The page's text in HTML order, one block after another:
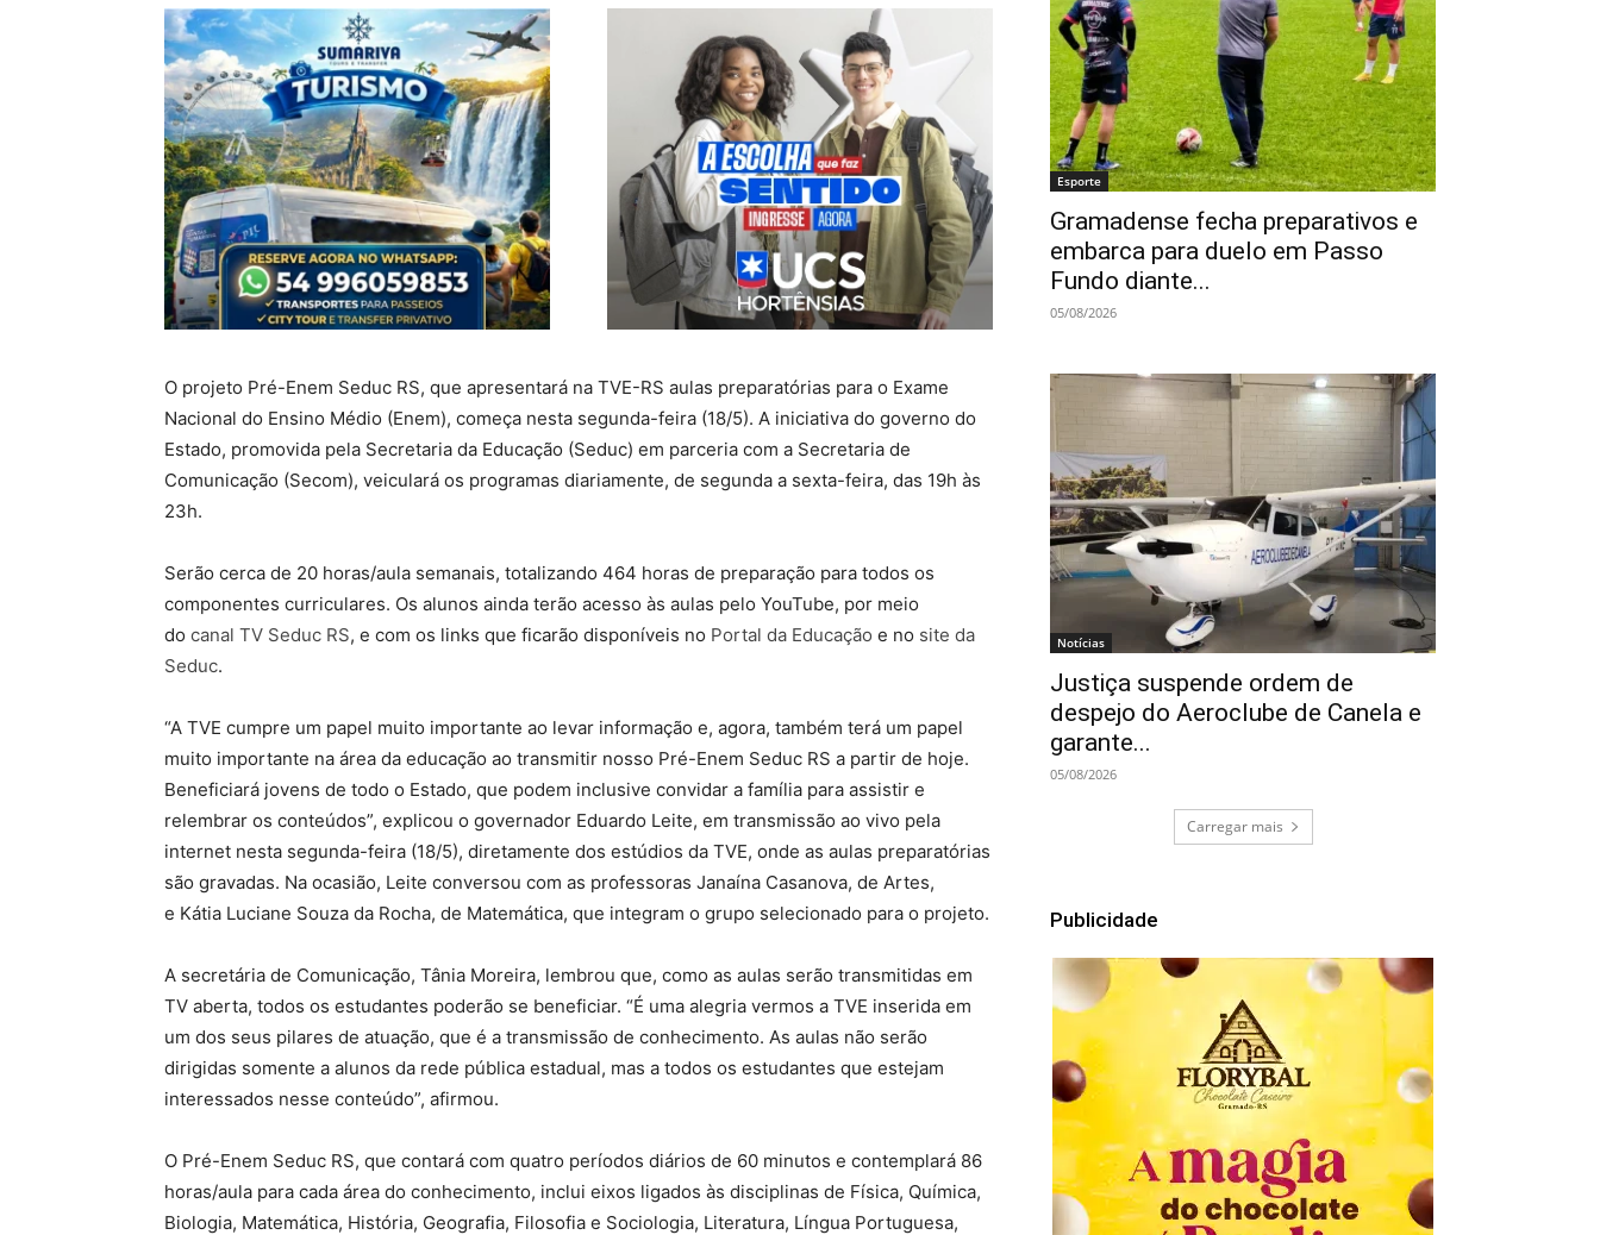
O projeto Pré-Enem Seduc RS, que apresentará na TVE-RS aulas preparatórias para o Exame
Nacional do Ensino Médio (Enem), começa nesta segunda-feira (18/5). A iniciativa do governo do
Estado, promovida pela Secretaria da Educação (Seduc) em parceria com a Secretaria de
Comunicação (Secom), veiculará os programas diariamente, de segunda a sexta-feira, das 19h às
23h.
Serão cerca de 20 horas/aula semanais, totalizando 464 horas de preparação para todos os
componentes curriculares. Os alunos ainda terão acesso às aulas pelo YouTube, por meio
do canal TV Seduc RS, e com os links que ficarão disponíveis no Portal da Educação e no site da
Seduc.
“A TVE cumpre um papel muito importante ao levar informação e, agora, também terá um papel
muito importante na área da educação ao transmitir nosso Pré-Enem Seduc RS a partir de hoje.
Beneficiará jovens de todo o Estado, que podem inclusive convidar a família para assistir e
relembrar os conteúdos”, explicou o governador Eduardo Leite, em transmissão ao vivo pela
internet nesta segunda-feira (18/5), diretamente dos estúdios da TVE, onde as aulas preparatórias
são gravadas. Na ocasião, Leite conversou com as professoras Janaína Casanova, de Artes,
e Kátia Luciane Souza da Rocha, de Matemática, que integram o grupo selecionado para o projeto.
A secretária de Comunicação, Tânia Moreira, lembrou que, como as aulas serão transmitidas em
TV aberta, todos os estudantes poderão se beneficiar. “É uma alegria vermos a TVE inserida em
um dos seus pilares de atuação, que é a transmissão de conhecimento. As aulas não serão
dirigidas somente a alunos da rede pública estadual, mas a todos os estudantes que estejam
interessados nesse conteúdo”, afirmou.
O Pré-Enem Seduc RS, que contará com quatro períodos diários de 60 minutos e contemplará 86
horas/aula para cada área do conhecimento, inclui eixos ligados às disciplinas de Física, Química,
Biologia, Matemática, História, Geografia, Filosofia e Sociologia, Literatura, Língua Portuguesa,
Esporte
Gramadense fecha preparativos e
embarca para duelo em Passo
Fundo diante...
05/08/2026
Notícias
Justiça suspende ordem de
despejo do Aeroclube de Canela e
garante...
05/08/2026
Carregar mais
Publicidade